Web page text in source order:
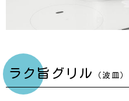
ラク旨グリル （波皿）